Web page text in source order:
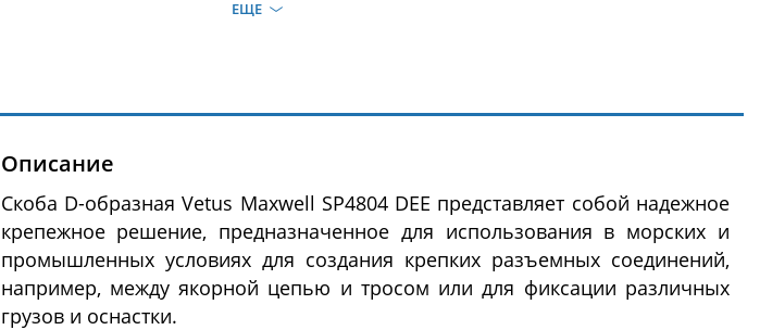
ЕЩЕ
Описание
Скоба D-образная Vetus Maxwell SP4804 DEE представляет собой надежное
крепежное решение, предназначенное для использования в морских и
промышленных условиях для создания крепких разъемных соединений,
например, между якорной цепью и тросом или для фиксации различных
грузов и оснастки.